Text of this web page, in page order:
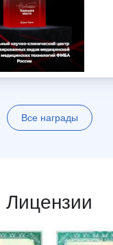
Все награды
Лицензии